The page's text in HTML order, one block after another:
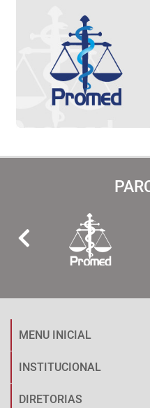
MENU INICIAL
INSTITUCIONAL
DIRETORIAS